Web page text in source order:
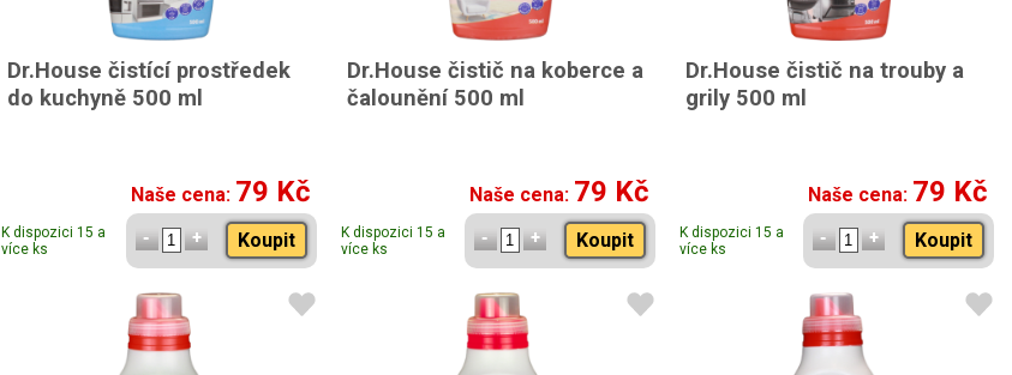
Dr.House čistící prostředek
do kuchyně 500 ml
Naše cena: 79 Kč
K dispozici 15 a
více ks
Koupit
Dr.House čistič na koberce a
čalounění 500 ml
Naše cena: 79 Kč
K dispozici 15 a
více ks
Koupit
Dr.House čistič na trouby a
grily 500 ml
Naše cena: 79 Kč
K dispozici 15 a
více ks
Koupit